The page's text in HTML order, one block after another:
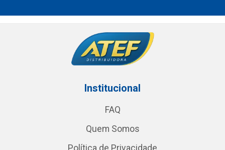
Institucional
FAQ
Quem Somos
Política de Privacidade